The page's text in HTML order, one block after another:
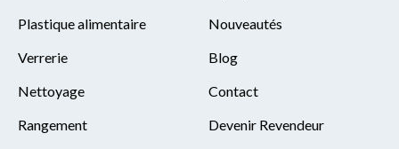
Plastique alimentaire
Verrerie
Nettoyage
Rangement
Nouveautés
Blog
Contact
Devenir Revendeur